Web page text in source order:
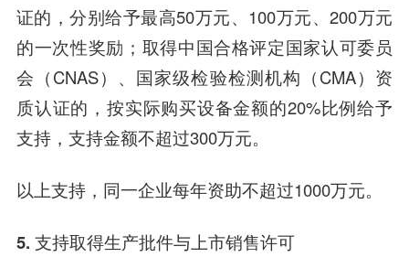
证的，分别给予最高50万元、100万元、200万元
的一次性奖励；取得中国合格评定国家认可委员
会（CNAS）、国家级检验检测机构（CMA）资
质认证的，按实际购买设备金额的20%比例给予
支持，支持金额不超过300万元。
以上支持，同一企业每年资助不超过1000万元。
5. 支持取得生产批件与上市销售许可